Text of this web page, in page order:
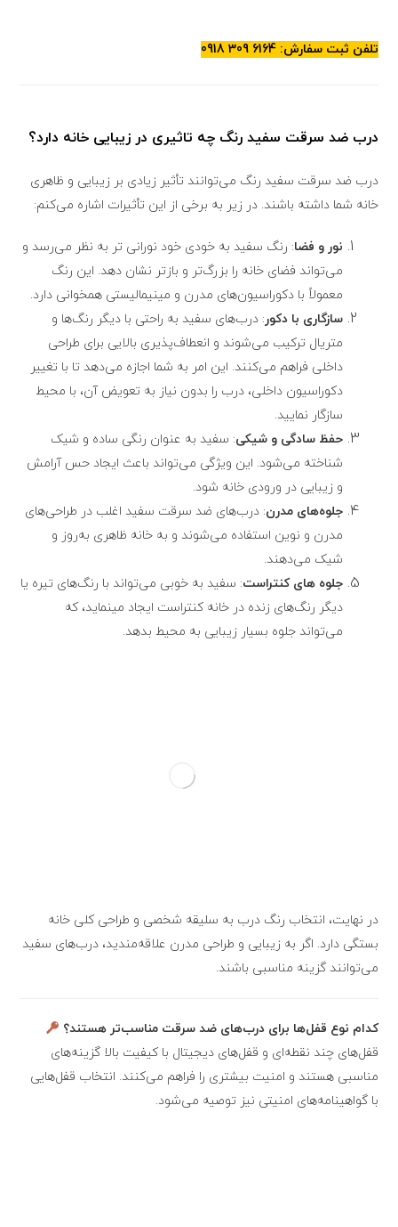
تلفن ثبت سفارش: 6164 309 0918
درب ضد سرقت سفید رنگ چه تاثیری در زیبایی خانه دارد؟
درب ضد سرقت سفید رنگ می‌توانند تأثیر زیادی بر زیبایی و ظاهری
خانه شما داشته باشند. در زیر به برخی از این تأثیرات اشاره می‌کنم:
نور و فضا: رنگ سفید به خودی خود نورانی تر به نظر می‌رسد و
می‌تواند فضای خانه را بزرگ‌تر و بازتر نشان دهد. این رنگ
معمولاً با دکوراسیون‌های مدرن و مینیمالیستی همخوانی دارد.
سازگاری با دکور: درب‌های سفید به راحتی با دیگر رنگ‌ها و
متریال‌ ترکیب می‌شوند و انعطاف‌پذیری بالایی برای طراحی
داخلی فراهم می‌کنند. این امر به شما اجازه می‌دهد تا با تغییر
دکوراسیون داخلی، درب را بدون نیاز به تعویض آن، با محیط
سازگار نمایید.
حفظ سادگی و شیکی: سفید به عنوان رنگی ساده و شیک
شناخته می‌شود. این ویژگی می‌تواند باعث ایجاد حس آرامش
و زیبایی در ورودی خانه شود.
جلوه‌های مدرن: درب‌های ضد سرقت سفید اغلب در طراحی‌های
مدرن و نوین استفاده می‌شوند و به خانه ظاهری به‌روز و
شیک می‌دهند.
جلوه‌ های کنتراست: سفید به خوبی می‌تواند با رنگ‌های تیره یا
دیگر رنگ‌های زنده در خانه کنتراست ایجاد مینماید، که
می‌تواند جلوه بسیار زیبایی به محیط بدهد.
در نهایت، انتخاب رنگ درب به سلیقه شخصی و طراحی کلی خانه
بستگی دارد. اگر به زیبایی و طراحی مدرن علاقه‌مندید، درب‌های سفید
می‌توانند گزینه مناسبی باشند.
کدام نوع قفل‌ها برای درب‌های ضد سرقت مناسب‌تر هستند؟
قفل‌های چند نقطه‌ای و قفل‌های دیجیتال با کیفیت بالا گزینه‌های
مناسبی هستند و امنیت بیشتری را فراهم می‌کنند. انتخاب قفل‌هایی
با گواهینامه‌های امنیتی نیز توصیه می‌شود.